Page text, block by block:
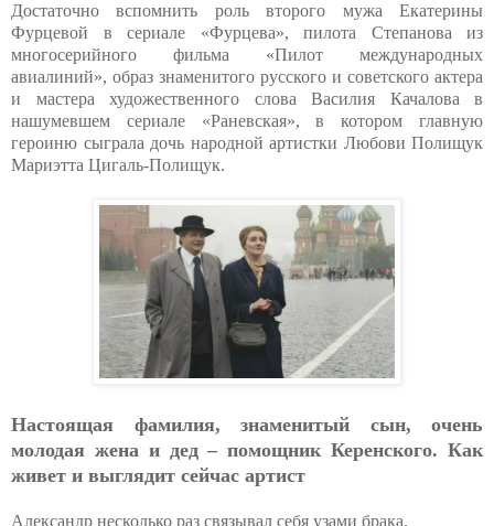
Достаточно вспомнить роль второго мужа Екатерины
Фурцевой в сериале «Фурцева», пилота Степанова из
многосерийного фильма «Пилот международных
авиалиний», образ знаменитого русского и советского актера
и мастера художественного слова Василия Качалова в
нашумевшем сериале «Раневская», в котором главную
героиню сыграла дочь народной артистки Любови Полищук
Мариэтта Цигаль-Полищук.
Настоящая фамилия, знаменитый сын, очень
молодая жена и дед – помощник Керенского. Как
живет и выглядит сейчас артист
Александр несколько раз связывал себя узами брака.